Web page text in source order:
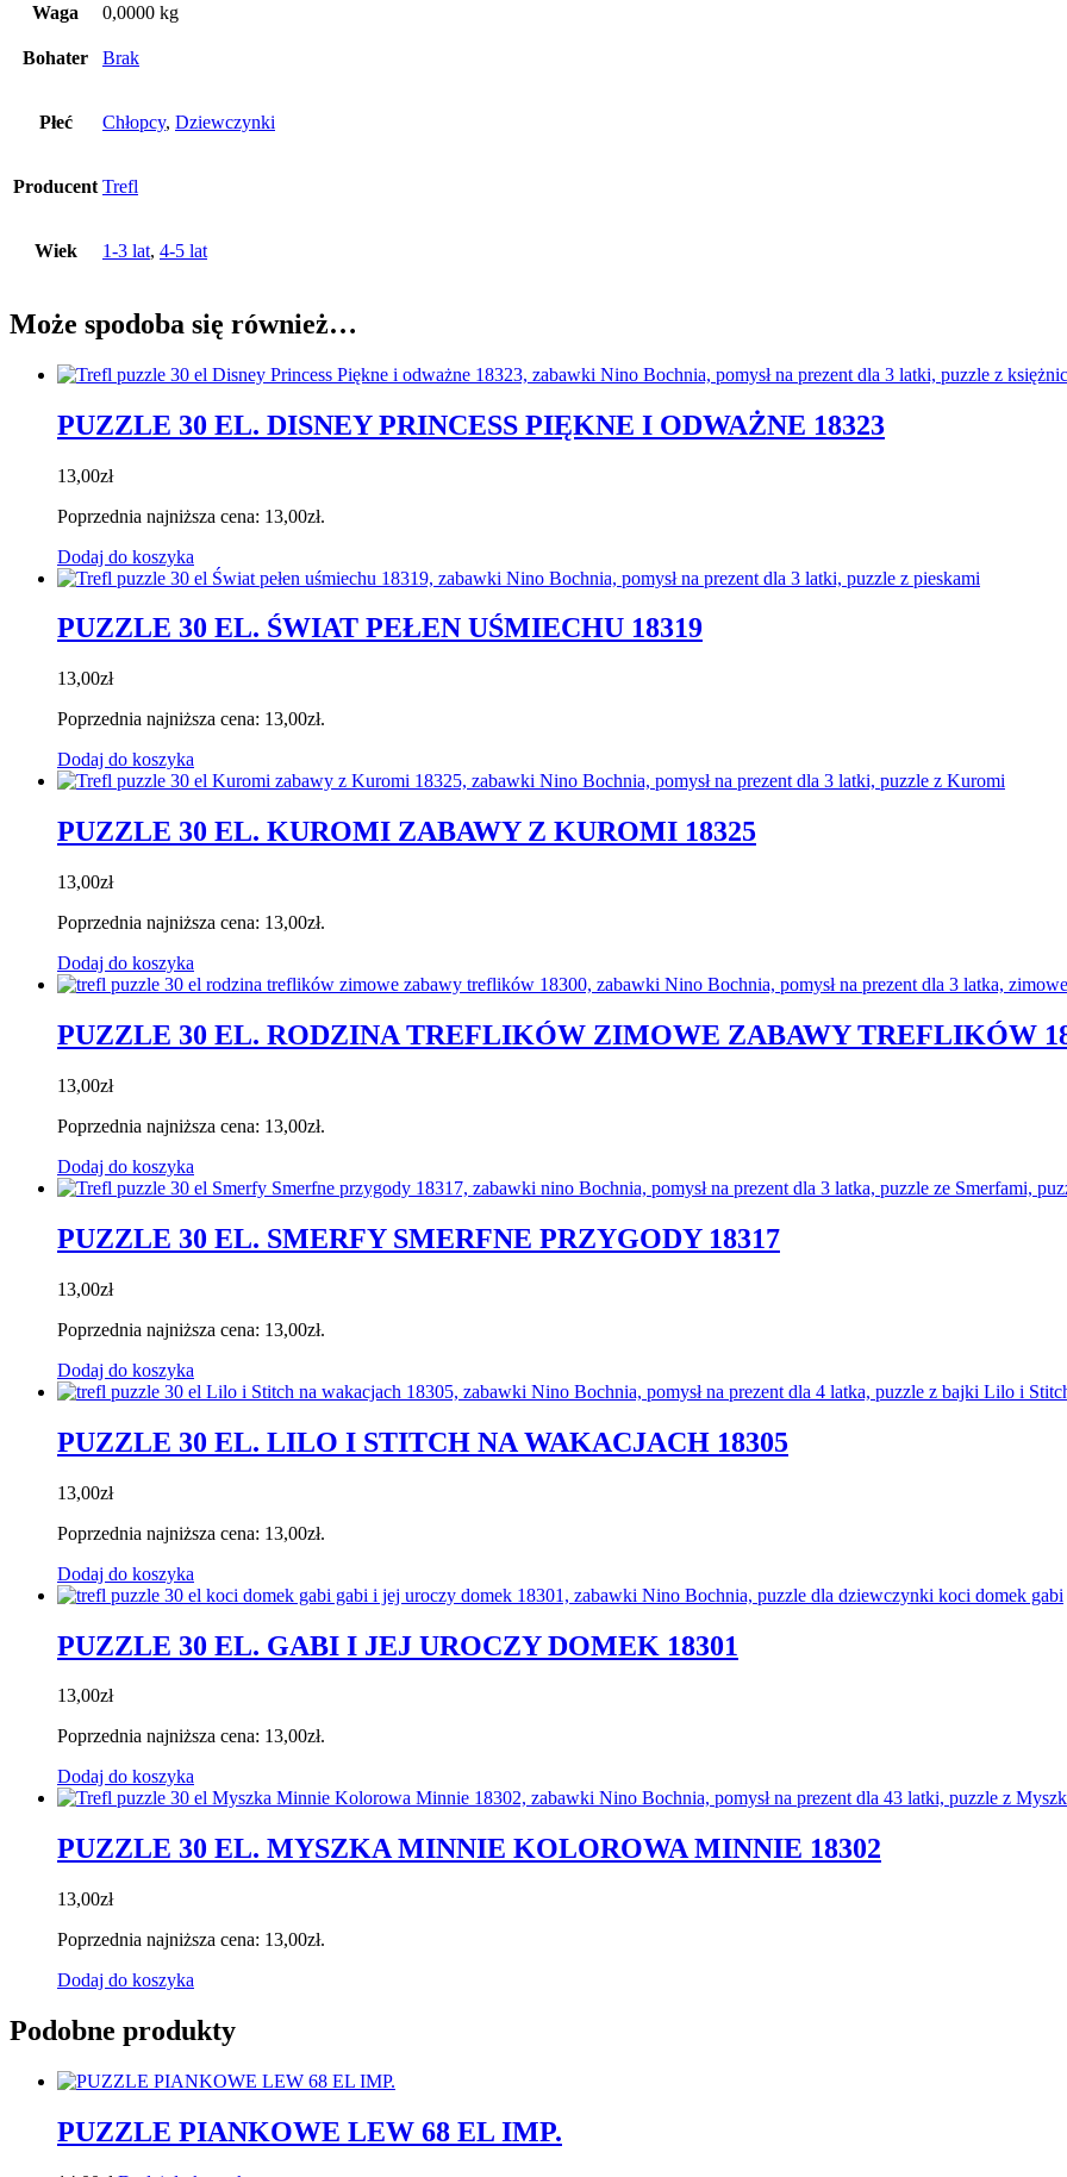
Waga 0,0000 kg
Bohater Brak
Płeć Chłopcy, Dziewczynki
Producent Trefl
Wiek 1-3 lat, 4-5 lat
Może spodoba się również…
PUZZLE 30 EL. DISNEY PRINCESS PIĘKNE I ODWAŻNE 18323
13,00zł
Poprzednia najniższa cena: 13,00zł.
Dodaj do koszyka
PUZZLE 30 EL. ŚWIAT PEŁEN UŚMIECHU 18319
13,00zł
Poprzednia najniższa cena: 13,00zł.
Dodaj do koszyka
PUZZLE 30 EL. KUROMI ZABAWY Z KUROMI 18325
13,00zł
Poprzednia najniższa cena: 13,00zł.
Dodaj do koszyka
PUZZLE 30 EL. RODZINA TREFLIKÓW ZIMOWE ZABAWY TREFLIKÓW
13,00zł
Poprzednia najniższa cena: 13,00zł.
Dodaj do koszyka
PUZZLE 30 EL. SMERFY SMERFNE PRZYGODY 18317
13,00zł
Poprzednia najniższa cena: 13,00zł.
Dodaj do koszyka
PUZZLE 30 EL. LILO I STITCH NA WAKACJACH 18305
13,00zł
Poprzednia najniższa cena: 13,00zł.
Dodaj do koszyka
PUZZLE 30 EL. GABI I JEJ UROCZY DOMEK 18301
13,00zł
Poprzednia najniższa cena: 13,00zł.
Dodaj do koszyka
PUZZLE 30 EL. MYSZKA MINNIE KOLOROWA MINNIE 18302
13,00zł
Poprzednia najniższa cena: 13,00zł.
Dodaj do koszyka
Podobne produkty
PUZZLE PIANKOWE LEW 68 EL IMP.